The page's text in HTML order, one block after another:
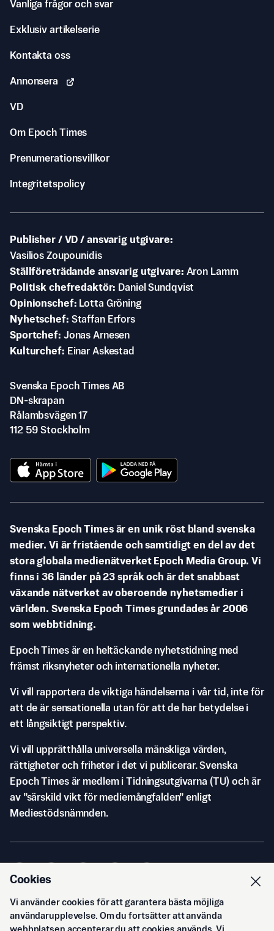
Vanliga frågor och svar
Exklusiv artikelserie
Kontakta oss
Annonsera
VD
Om Epoch Times
Prenumerationsvillkor
Integritetspolicy
Publisher / VD / ansvarig utgivare
Vasilios Zoupounidis
Ställföreträdande ansvarig utgivare Aron Lamm
Politisk chefredaktör
Daniel Sundqvist
Opinionschef
Lotta Gröning
Nyhetschef Staffan Erfors
Sportchef Jonas Arnesen
Kulturchef
Einar Askestad
Svenska Epoch Times AB
DN-skrapan
Rålambsvägen 17
112 59 Stockholm
Svenska Epoch Times är en unik röst bland svenska
medier. Vi är fristående och samtidigt en del av det
stora globala medienätverket Epoch Media Group. Vi
finns i 36 länder på 23 språk och är det snabbast
växande nätverket av oberoende nyhetsmedier i
världen. Svenska Epoch Times grundades år 2006
som webbtidning.
Epoch Times är en heltäckande nyhetstidning med
främst riksnyheter och internationella nyheter.
Vi vill rapportera de viktiga händelserna i vår tid, inte för
att de är sensationella utan för att de har betydelse i
ett långsiktigt perspektiv.
Vi vill upprätthålla universella mänskliga värden,
rättigheter och friheter i det vi publicerar. Svenska
Epoch Times är medlem i Tidningsutgivarna (TU) och är
av ”särskild vikt för mediemångfalden” enligt
Mediestödsnämnden.
© Svenska Epoch Times AB2026
Cookies
Vi använder cookies för att garantera bästa möjliga
användarupplevelse. Om du fortsätter att använda